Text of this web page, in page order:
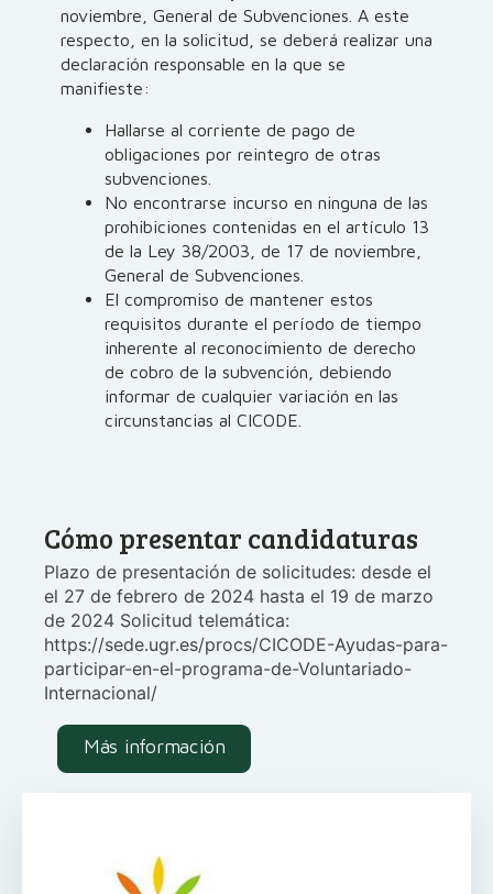
noviembre, General de Subvenciones. A este
respecto, en la solicitud, se deberá realizar una
declaración responsable en la que se
manifieste:
Hallarse al corriente de pago de
obligaciones por reintegro de otras
subvenciones.
No encontrarse incurso en ninguna de las
prohibiciones contenidas en el artículo 13
de la Ley 38/2003, de 17 de noviembre,
General de Subvenciones.
El compromiso de mantener estos
requisitos durante el período de tiempo
inherente al reconocimiento de derecho
de cobro de la subvención, debiendo
informar de cualquier variación en las
circunstancias al CICODE.
Cómo presentar candidaturas
Plazo de presentación de solicitudes: desde el
el 27 de febrero de 2024 hasta el 19 de marzo
de 2024 Solicitud telemática:
https://sede.ugr.es/procs/CICODE-Ayudas-para-
participar-en-el-programa-de-Voluntariado-
Internacional/
Más información